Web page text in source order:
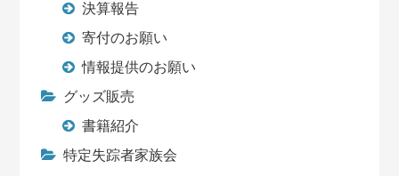
決算報告
寄付のお願い
情報提供のお願い
グッズ販売
書籍紹介
特定失踪者家族会